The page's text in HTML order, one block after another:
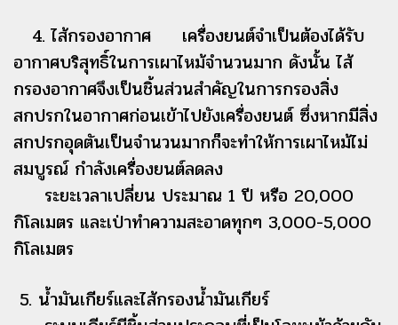
4. ไส้กรองอากาศ เครื่องยนต์จำเป็นต้องได้รับ
อากาศบริสุทธิ์ในการเผาไหม้จำนวนมาก ดังนั้น ไส้
กรองอากาศจึงเป็นชิ้นส่วนสำคัญในการกรองสิ่ง
สกปรกในอากาศก่อนเข้าไปยังเครื่องยนต์ ซึ่งหากมีสิ่ง
สกปรกอุดตันเป็นจำนวนมากก็จะทำให้การเผาไหม้ไม่
สมบูรณ์ กำลังเครื่องยนต์ลดลง
ระยะเวลาเปลี่ยน ประมาณ 1 ปี หรือ 20,000
กิโลเมตร และเป่าทำความสะอาดทุกๆ 3,000-5,000
กิโลเมตร
5. น้ำมันเกียร์และไส้กรองน้ำมันเกียร์